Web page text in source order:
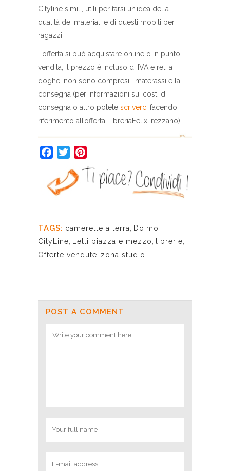
Cityline simili, utili per farsi un’idea della
qualità dei materiali e di questi mobili per
ragazzi.
L’offerta si può acquistare online o in punto
vendita, il prezzo è incluso di IVA e reti a
doghe, non sono compresi i materassi e la
consegna (per informazioni sui costi di
consegna o altro potete scriverci facendo
riferimento all’offerta LibreriaFelixTrezzano).
Facebook
Twitter
TAGS: camerette a terra
Doimo
CityLine
Letti piazza e mezzo librerie
Offerte vendute zona studio
POST A COMMENT